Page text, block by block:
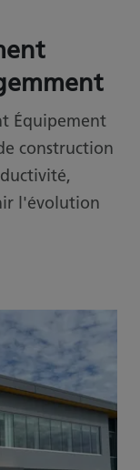
Équipement
construction
l'évolution